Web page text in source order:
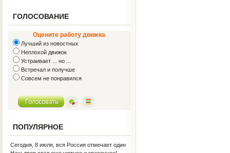
ГОЛОСОВАНИЕ
Оцените работу движка
Лучший из новостных
Неплохой движок
Устраивает ... но ...
Встречал и получше
Совсем не понравился
ПОПУЛЯРНОЕ
Сегодня, 8 июля, вся Россия отмечает один